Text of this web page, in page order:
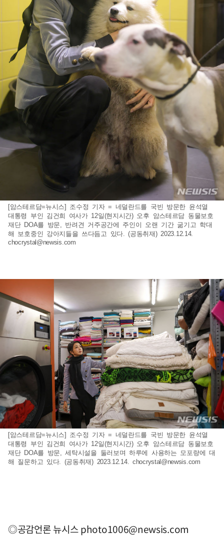
[암스테르담=뉴시스] 조수정 기자 = 네덜란드를 국빈 방문한 윤석열
대통령 부인 김건희 여사가 12일(현지시간) 오후 암스테르담 동물보호
재단 DOA를 방문, 반려견 거주공간에 주인이 오랜 기간 굶기고 학대
해 보호중인 강아지들을 쓰다듬고 있다. (공동취재) 2023.12.14.
chocrystal@newsis.com
[암스테르담=뉴시스] 조수정 기자 = 네덜란드를 국빈 방문한 윤석열
대통령 부인 김건희 여사가 12일(현지시간) 오후 암스테르담 동물보호
재단 DOA를 방문, 세탁시설을 둘러보며 하루에 사용하는 모포량에 대
해 질문하고 있다. (공동취재) 2023.12.14. chocrystal@newsis.com
◎공감언론 뉴시스photo1006@newsis.com